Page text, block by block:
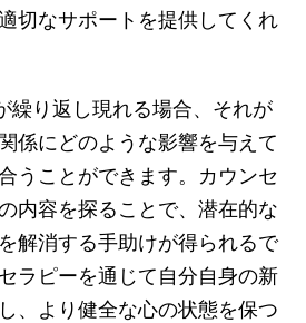
切なサポートを提供してくれ
繰り返し現れる場合、それが
係にどのような影響を与えて
うことができます。カウンセ
内容を探ることで、潜在的な
解消する手助けが得られるで
ラピーを通じて自分自身の新
、より健全な心の状態を保つ